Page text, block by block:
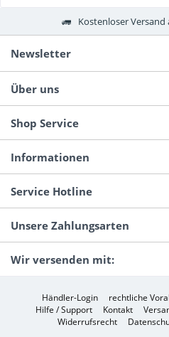
Kostenloser Versand
Newsletter
Über uns
Shop Service
Informationen
Service Hotline
Unsere Zahlungsarten
Wir versenden mit:
Händler-Login rechtliche
Hilfe / Support
Kontakt
Widerrufsrecht